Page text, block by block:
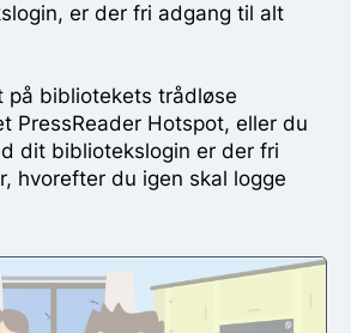
er der fri adgang til alt
bibliotekets trådløse
PressReader Hotspot, eller du
dit bibliotekslogin er der fri
hvorefter du igen skal logge